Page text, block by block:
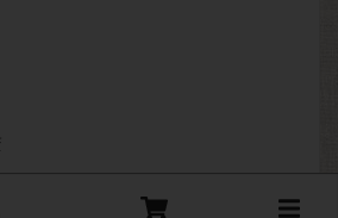
Toggle